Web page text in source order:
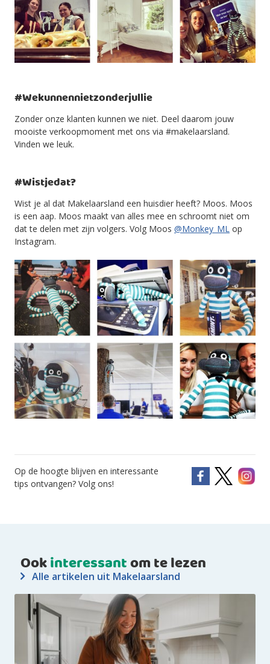
#Wekunnennietzonderjullie
Zonder onze klanten kunnen we niet. Deel daarom jouw
mooiste verkoopmoment met ons via #makelaarsland.
Vinden we leuk.
#Wistjedat?
Wist je al dat Makelaarsland een huisdier heeft? Moos. Moos
is een aap. Moos maakt van alles mee en schroomt niet om
dat te delen met zijn volgers. Volg Moos @Monkey_ML op
Instagram.
Op de hoogte blijven en interessante
tips ontvangen? Volg ons!
Ookinteressantom te lezen
Alle artikelen uit Makelaarsland